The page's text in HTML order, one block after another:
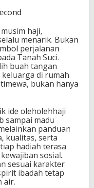
haji,
menarik. Bukan
perjalanan
Tanah Suci.
buah tangan
keluarga di rumah
bukan hanya
ide oleholehhaji
sampai madu
panduan
kualitas, serta
hadiah terasa
sosial.
sesuai karakter
ibadah tetap
air.